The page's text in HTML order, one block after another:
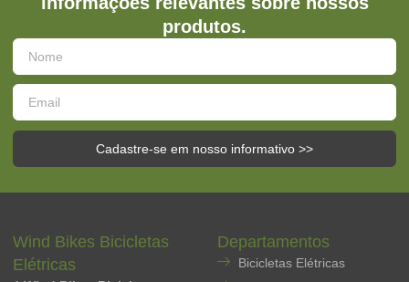
produtos.
Cadastre-se em nosso informativo >>
Wind Bikes Bicicletas
Elétricas
Departamentos
Bicicletas Elétricas